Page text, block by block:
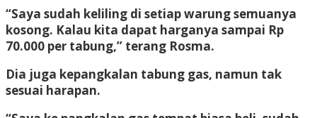
“Saya sudah keliling di setiap warung semuanya
kosong. Kalau kita dapat harganya sampai Rp
70.000 per tabung,” terang Rosma.
Dia juga kepangkalan tabung gas, namun tak
sesuai harapan.